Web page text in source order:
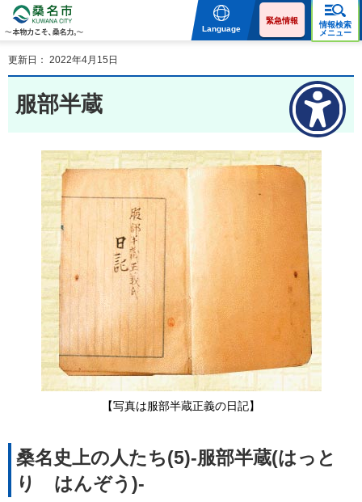
物力こそ、桑名力。
Language
緊急情報
情報検索
メニュー
更新日： 2022年4月15日
服部半蔵
【写真は服部半蔵正義の日記】
桑名史上の人たち(5)-服部半蔵(はっと
り はんぞう)-